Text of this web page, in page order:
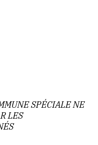
SPÉCIALE NE
LES